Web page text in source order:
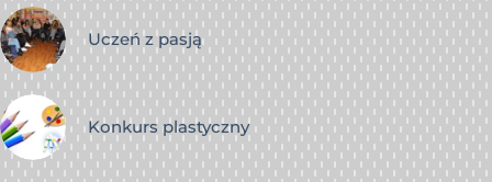
Uczeń z pasją
Konkurs plastyczny